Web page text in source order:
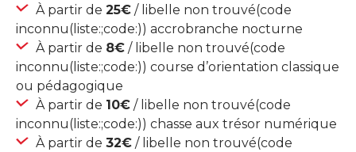
À partir de 25€ / libelle non trouvé(code
inconnu(liste:;code:)) accrobranche nocturne
À partir de 8€ / libelle non trouvé(code
inconnu(liste:;code:)) course d’orientation classique
ou pédagogique
À partir de 10€ / libelle non trouvé(code
inconnu(liste:;code:)) chasse aux trésor numérique
À partir de 32€ / libelle non trouvé(code